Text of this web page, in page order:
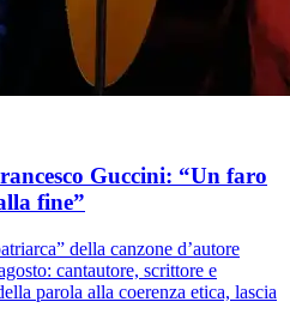
Guccini: “Un faro
fine”
della canzone d’autore
cantautore, scrittore e
parola alla coerenza etica, lascia